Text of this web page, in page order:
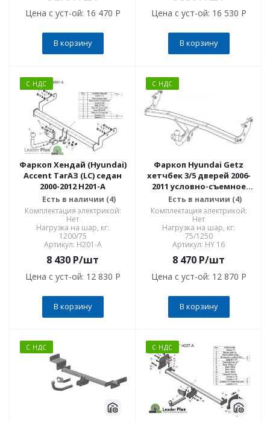
Цена с уст-ой: 16 470 P
В корзину
Цена с уст-ой: 16 530 P
В корзину
С НДС
Фаркоп Хендай (Hyundai)
Accent ТагАЗ (LC) седан
2000-2012 H201-A
Есть в наличии (4)
Комплектация электрикой:
Нет
Нагрузка на шар, кг:
1200/75
Артикул: H201-A
8 430 P/шт
Цена с уст-ой: 12 830 P
В корзину
С НДС
Фаркоп Hyundai Getz
хетчбек 3/5 дверей 2006-
2011 условно-съемное
крепление шара HY 16
Есть в наличии (4)
Комплектация электрикой:
Нет
Нагрузка на шар, кг:
75/1250
Артикул: HY 16
8 470 P/шт
Цена с уст-ой: 12 870 P
В корзину
С НДС С НДС